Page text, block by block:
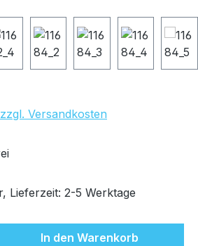
Versandkosten
Lieferzeit: 2-5 Werktage
Gib den
In den Warenkorb